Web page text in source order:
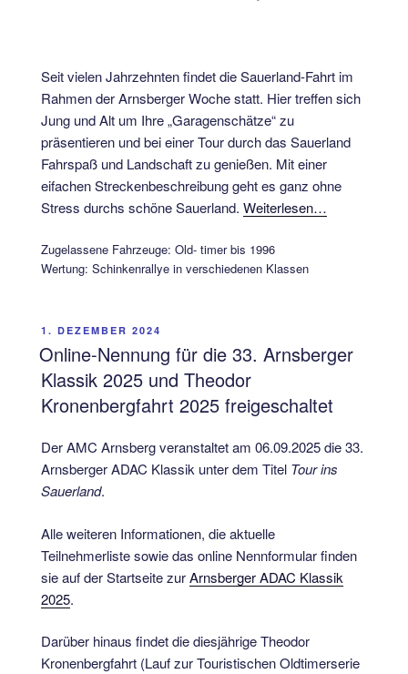
Seit vielen Jahrzehnten findet die Sauerland-Fahrt im
Rahmen der Arnsberger Woche statt. Hier treffen sich
Jung und Alt um Ihre „Garagenschätze“ zu
präsentieren und bei einer Tour durch das Sauerland
Fahrspaß und Landschaft zu genießen. Mit einer
eifachen Streckenbeschreibung geht es ganz ohne
Stress durchs schöne Sauerland. Weiterlesen…
Zugelassene Fahrzeuge: Old- timer bis 1996
Wertung: Schinkenrallye in verschiedenen Klassen
VERÖFFENTLICHT
AM
1. DEZEMBER 2024
Online-Nennung für die 33. Arnsberger
Klassik 2025 und Theodor
Kronenbergfahrt 2025 freigeschaltet
Der AMC Arnsberg veranstaltet am 06.09.2025 die 33.
Arnsberger ADAC Klassik unter dem Titel Tour ins
Sauerland.
Alle weiteren Informationen, die aktuelle
Teilnehmerliste sowie das online Nennformular finden
sie auf der Startseite zurArnsberger ADAC Klassik
2025.
Darüber hinaus findet die diesjährige Theodor
Kronenbergfahrt (Lauf zur Touristischen Oldtimerserie